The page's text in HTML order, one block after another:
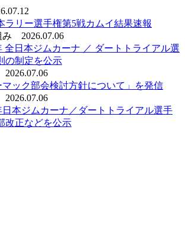
ラリー選手権第5戦カムイ結果速報
み
2026.07.06
全日本ジムカーナ ／ ダートトライアル選
の制定を公示
2026.07.06
マック部会検討方針について」を発信
2026.07.06
日本ジムカーナ／ダートトライアル選手
改正などを公示